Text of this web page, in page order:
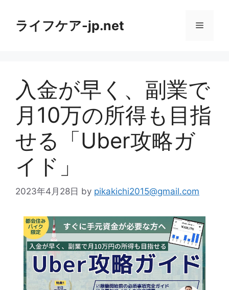
ライフケア-jp.net メ
ュ
ー
入金が早く、副業で
月10万の所得も目指
せる「Uber攻略ガ
イド」
2023年4月28日 by pikakichi2015@gmail.com